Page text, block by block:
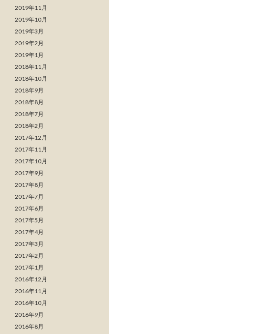
2019年11月
2019年10月
2019年3月
2019年2月
2019年1月
2018年11月
2018年10月
2018年9月
2018年8月
2018年7月
2018年2月
2017年12月
2017年11月
2017年10月
2017年9月
2017年8月
2017年7月
2017年6月
2017年5月
2017年4月
2017年3月
2017年2月
2017年1月
2016年12月
2016年11月
2016年10月
2016年9月
2016年8月